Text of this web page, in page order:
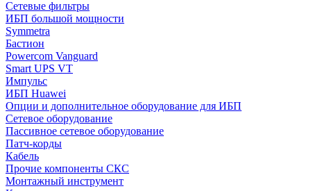
Сетевые фильтры
ИБП большой мощности
Symmetra
Бастион
Powercom Vanguard
Smart UPS VT
Импульс
ИБП Huawei
Опции и дополнительное оборудование для ИБП
Сетевое оборудование
Пассивное сетевое оборудование
Патч-корды
Кабель
Прочие компоненты СКС
Монтажный инструмент